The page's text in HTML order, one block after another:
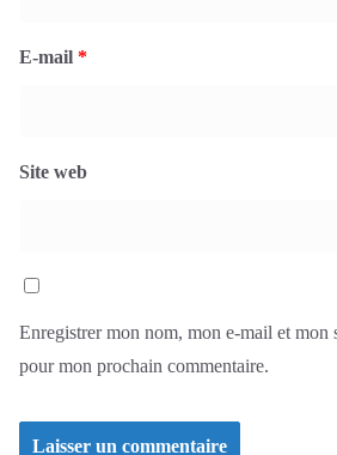
E-mail *
Site web
Enregistrer mon nom, mon e-mail et mon
pour mon prochain commentaire.